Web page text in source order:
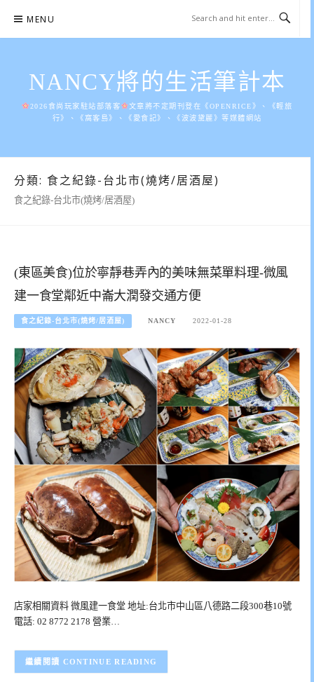
content
MENU
NANCY將的生活筆計本
2026食尚玩家駐站部落客
文章將不定期刊登在《OPENRICE》、《輕旅
行》、《窩客島》、《愛食記》、《波波黛麗》等媒體網站
分類: 食之紀錄-台北市(燒烤/居酒屋)
食之紀錄-台北市(燒烤/居酒屋)
(東區美食)位於寧靜巷弄內的美味無菜單料理-微風
建一食堂鄰近中崙大潤發交通方便
食之紀錄-台北市(燒烤/居酒屋) NANCY 2022-01-28
店家相關資料 微風建一食堂 地址:台北市中山區八德路二段300巷10號
電話: 02 8772 2178 營業…
CONTINUE READING